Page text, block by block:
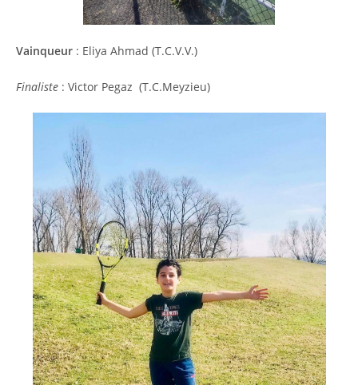
Vainqueur : Eliya Ahmad (T.C.V.V.)
Finaliste : Victor Pegaz (T.C.Meyzieu)